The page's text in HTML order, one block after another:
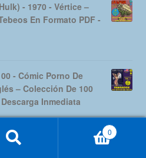
- 1970 - Vértice –
En Formato PDF -
- Cómic Porno De
– Colección De 100
Inmediata
- Sensation Comics - USA
0